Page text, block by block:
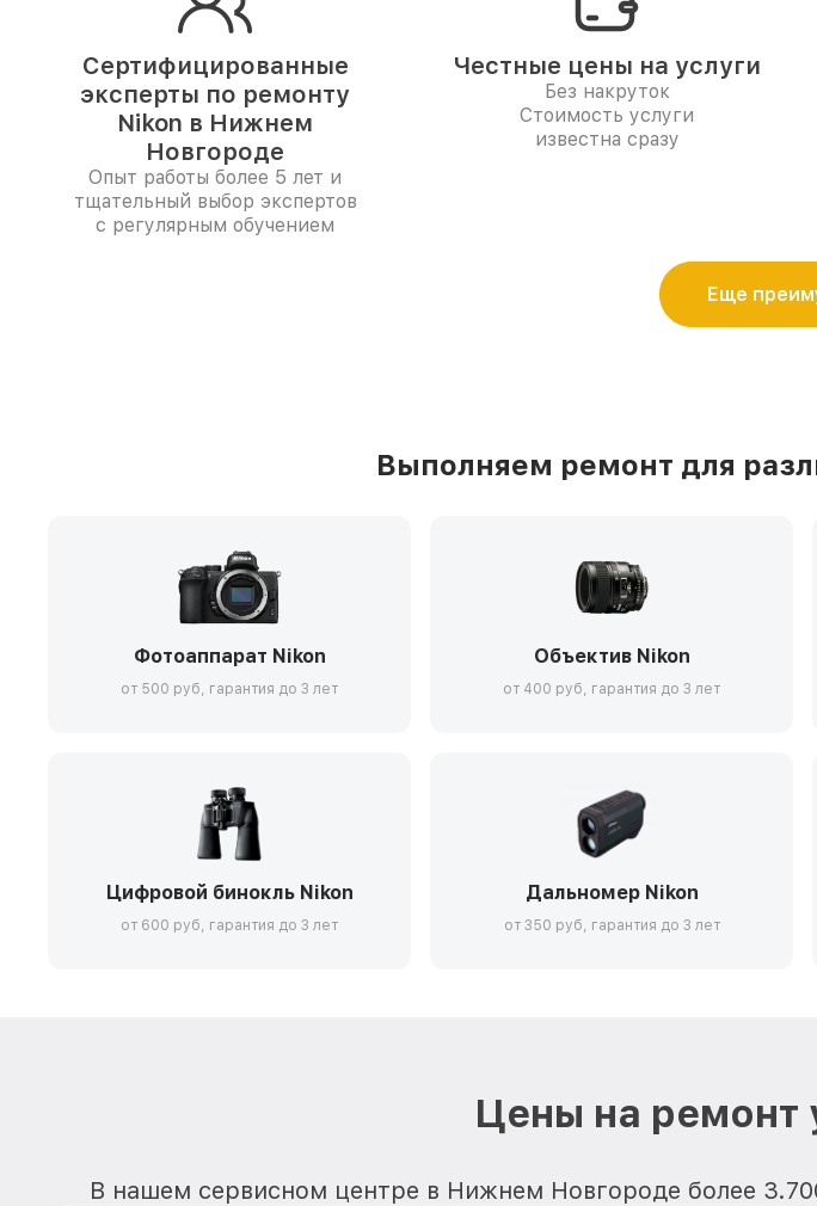
Сертифицированные
эксперты по ремонту
Nikon в Нижнем
Новгороде
Опыт работы более 5 лет и
тщательный выбор экспертов
с регулярным обучением
Честные цены на услуги
Без накруток
Стоимость услуги
известна сразу
Еще
Выполняем ремонт для
Фотоаппарат Nikon
от 500 руб, гарантия до 3 лет
Объектив Nikon
от 400 руб, гарантия до 3 лет
Цифровой бинокль Nikon
от 600 руб, гарантия до 3 лет
Дальномер Nikon
от 350 руб, гарантия до 3 лет
Цены на ремонт
В нашем сервисном центре в Нижнем Новгороде более